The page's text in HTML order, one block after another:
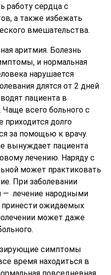
работу сердца с
а также избежать
вмешательства.
аритмия. Болезнь
и нормальная
нарушается
длятся от 2 дней
пациента в
Чаще всего больного с
долго
за помощью к врачу.
вынуждает пациента
лечению. Наряду с
может практиковать
При заболевании
— лечение народными
ожидаемых
может даже
симптомы
время находиться в